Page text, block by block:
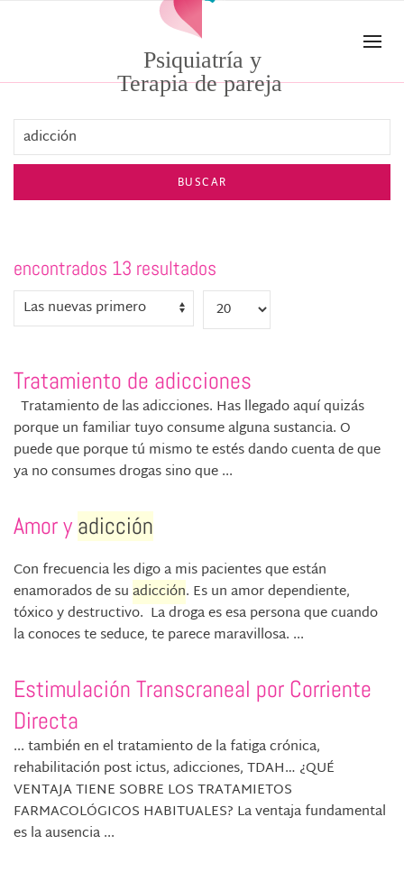
Skip to main contentPsiquiatría y
Terapia de pareja
BUSCAR
encontrados 13 resultados
Tratamiento de adicciones
Tratamiento de las adicciones. Has llegado aquí quizás
porque un familiar tuyo consume alguna sustancia. O
puede que porque tú mismo te estés dando cuenta de que
ya no consumes drogas sino que ...
Amor y adicción
Con frecuencia les digo a mis pacientes que están
enamorados de suadicción. Es un amor dependiente,
tóxico y destructivo. La droga es esa persona que cuando
la conoces te seduce, te parece maravillosa. ...
Estimulación Transcraneal por Corriente
Directa
... también en el tratamiento de la fatiga crónica,
rehabilitación post ictus, adicciones, TDAH… ¿QUÉ
VENTAJA TIENE SOBRE LOS TRATAMIETOS
FARMACOLÓGICOS HABITUALES? La ventaja fundamental
es la ausencia ...